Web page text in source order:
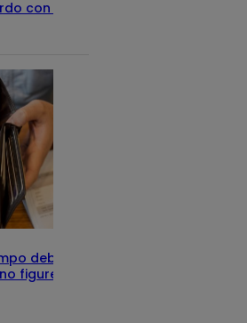
con el Sisfoh
debe pasar
figuren en su